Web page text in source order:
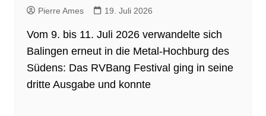
Pierre Ames 19. Juli 2026
Vom 9. bis 11. Juli 2026 verwandelte sich
Balingen erneut in die Metal-Hochburg des
Südens: Das RVBang Festival ging in seine
dritte Ausgabe und konnte